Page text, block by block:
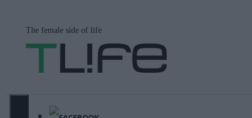
περιεχόμενο
The female side of life